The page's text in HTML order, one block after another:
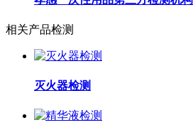
相关产品检测
灭火器检测